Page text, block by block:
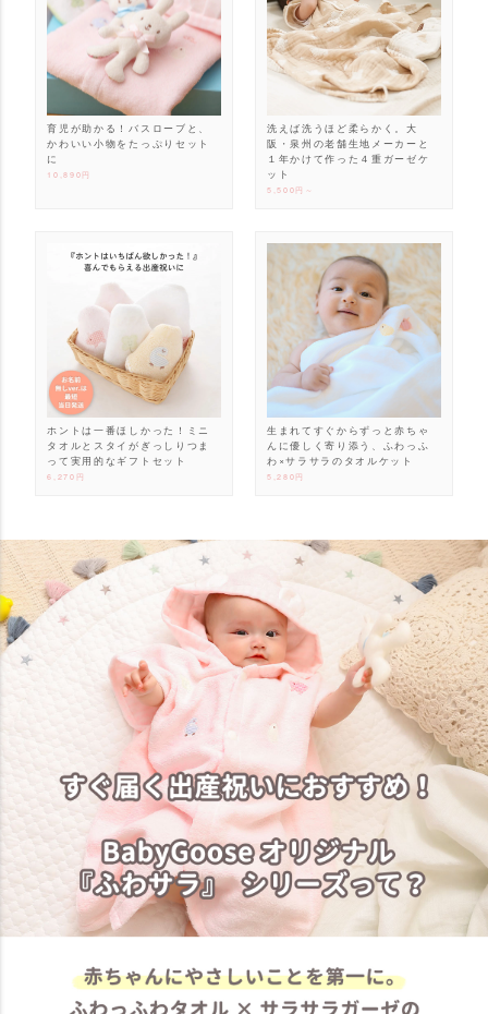
育児が助かる！バスローブと、
かわいい小物をたっぷりセット
に
10,890円
洗えば洗うほど柔らかく。大
阪・泉州の老舗生地メーカーと
１年かけて作った４重ガーゼケ
ット
5,500円～
ホントは一番ほしかった！ミニ
タオルとスタイがぎっしりつま
って実用的なギフトセット
6,270円
生まれてすぐからずっと赤ちゃ
んに優しく寄り添う、ふわっふ
わ×サラサラのタオルケット
5,280円